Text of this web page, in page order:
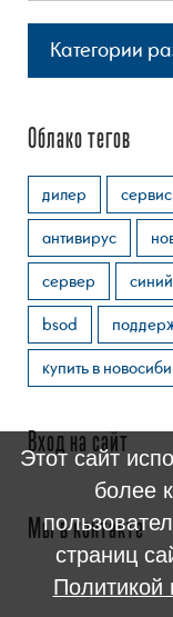
Категории
Облако тегов
дилер сервис
антивирус
сервер
bsod
купить в
Вход на сайт
Мы в контакте
Этот сайт
более
страниц
Политикой